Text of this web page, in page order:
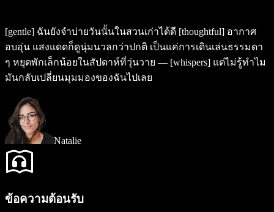
[gentle] ฉันยังจำบ่ายวันนั้นในสวนเก่าได้ดี [thoughtful] อากาศ
อบอุ่น แสงแดดก็ดูนุ่มนวลกว่าปกติ เป็นแค่การเดินเล่นธรรมดา
ๆ หยุดพักเล็กน้อยในสัปดาห์ที่วุ่นวาย — [whispers] แต่ไม่รู้ทำไม
มันกลับเปลี่ยนมุมมองของฉันไปเลย
Natalie
ข้อความต้อนรับ